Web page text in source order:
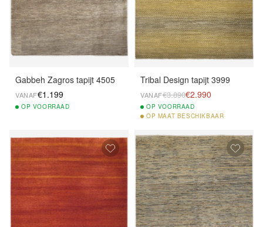
Gabbeh Zagros tapijt 4505
VANAF€1.199
OP VOORRAAD
Tribal Design tapijt 3999
VANAF€3.890€2.990
OP VOORRAAD
OP MAAT BESCHIKBAAR